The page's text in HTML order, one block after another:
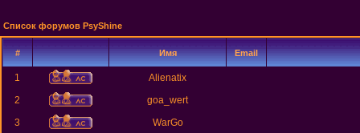
Список форумов PsyShine
# Имя Email
1
Alienatix
2
goa_wert
3
WarGo